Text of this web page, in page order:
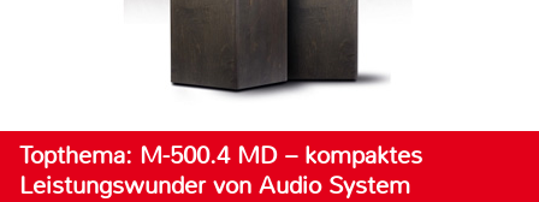
Topthema: M-500.4 MD – kompaktes
Leistungswunder von Audio System